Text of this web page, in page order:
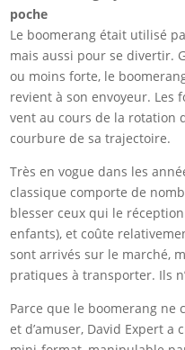
poche
Le boomerang était utilisé
mais aussi pour se divertir.
ou moins forte, le
revient à son envoyeur. Les
vent au cours de la rotation
courbure de sa trajectoire.
Très en vogue dans les
classique comporte de
blesser ceux qui le
enfants), et coûte
sont arrivés sur le marché,
pratiques à transporter. Ils
Parce que le boomerang ne
et d’amuser, David Expert a